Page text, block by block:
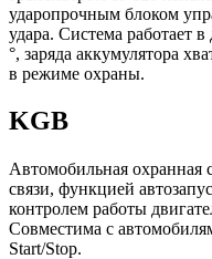
ударопрочным блоком
удара. Система работает
°, заряда аккумулятора
в режиме охраны.
KGB
Автомобильная охранная
связи, функцией
контролем работы
Совместима с
Start/Stop.